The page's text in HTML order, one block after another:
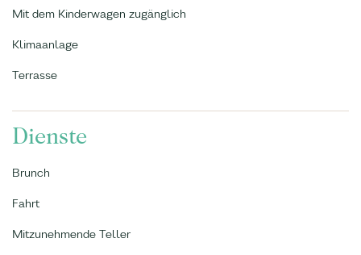
Mit dem Kinderwagen zugänglich
Klimaanlage
Terrasse
Dienste
Brunch
Fahrt
Mitzunehmende Teller